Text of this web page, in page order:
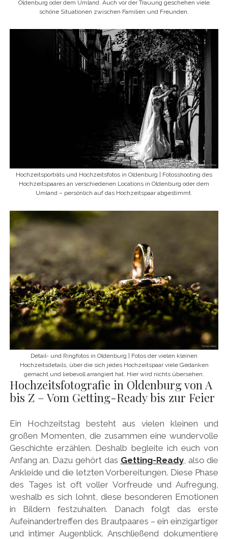
Oldenburg oder dem Umland. Auch vor der Trauung geschehen viele
schöne Situationen zwischen Familien und Freunden.
Hochzeitsporträts und Hochzeitsfotos in Oldenburg | Fotosshooting des
Hochzeitspaares an verschiedenen Locations in Oldenburg oder dem
Umland – persönlich auf das Hochzeitspaar abgestimmt.
Detail- und Ringfotos in Oldenburg | Fotos der vielen kleinen
Hochzeitsdetails, über die sich jedes Hochzeitspaar viele Gedanken
gemacht und liebevoll arrangiert hat. Hier wird nichts übersehen.
Hochzeitsfotografie in Oldenburg von A
bis Z – Vom Getting-Ready bis zur Feier
Ein Hochzeitstag besteht aus vielen kleinen und
großen Momenten, die zusammen eine wundervolle
Geschichte erzählen. Deshalb begleite ich euch von
Anfang an. Dazu gehört das Getting-Ready, also die
Ankleide und die letzten Vorbereitungen. Diese Phase
des Tages ist oft voller Vorfreude und Aufregung,
weshalb es sich lohnt, diese besonderen Emotionen
in Bildern festzuhalten. Danach folgt das erste
Aufeinandertreffen des Brautpaares – ein einzigartiger
und intimer Augenblick. Anschließend dokumentiere